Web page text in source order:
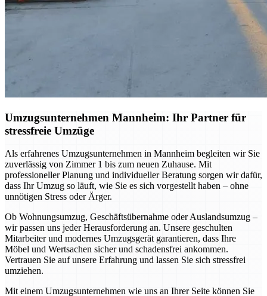
Umzugsunternehmen Mannheim: Ihr Partner für
stressfreie Umzüge
Als erfahrenes Umzugsunternehmen in Mannheim begleiten wir Sie
zuverlässig von Zimmer 1 bis zum neuen Zuhause. Mit
professioneller Planung und individueller Beratung sorgen wir dafür,
dass Ihr Umzug so läuft, wie Sie es sich vorgestellt haben – ohne
unnötigen Stress oder Ärger.
Ob Wohnungsumzug, Geschäftsübernahme oder Auslandsumzug –
wir passen uns jeder Herausforderung an. Unsere geschulten
Mitarbeiter und modernes Umzugsgerät garantieren, dass Ihre
Möbel und Wertsachen sicher und schadensfrei ankommen.
Vertrauen Sie auf unsere Erfahrung und lassen Sie sich stressfrei
umziehen.
Mit einem Umzugsunternehmen wie uns an Ihrer Seite können Sie